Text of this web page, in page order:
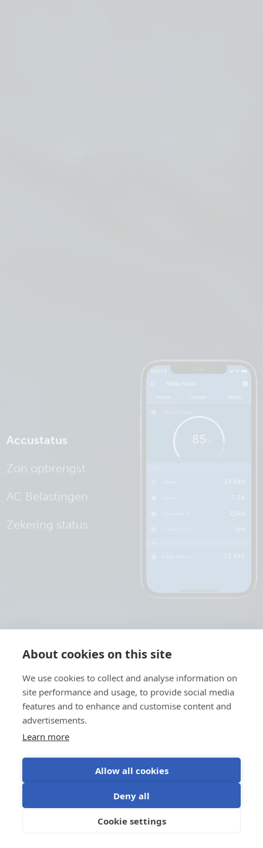
About cookies on this site
We use cookies to collect and analyse information on
site performance and usage, to provide social media
features and to enhance and customise content and
advertisements.
Learn more
Allow all cookies
Deny all
Cookie settings
Accustatus
Zon opbrengst
AC Belastingen
Zekering status